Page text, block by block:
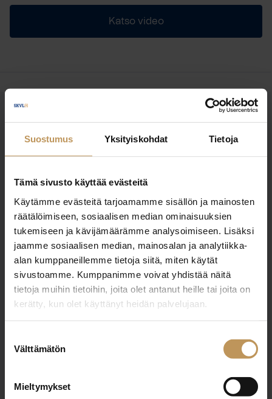
Suostumus Yksityiskohdat Tietoja
Tämä sivusto käyttää evästeitä
Käytämme evästeitä tarjoamamme sisällön ja mainosten
räätälöimiseen, sosiaalisen median ominaisuuksien
tukemiseen ja kävijämäärämme analysoimiseen. Lisäksi
jaamme sosiaalisen median, mainosalan ja analytiikka-
alan kumppaneillemme tietoja siitä, miten käytät
sivustoamme. Kumppanimme voivat yhdistää näitä
tietoja muihin tietoihin, joita olet antanut heille tai joita on
kerätty, kun olet käyttänyt heidän palvelujaan.
valinta
Välttämätön
Mieltymykset
Katso video
Miten voin auttaa
asuntoasioissa?
Eija Rantanen
+358400559386
eija.rantanen@aitoasunnot.fi